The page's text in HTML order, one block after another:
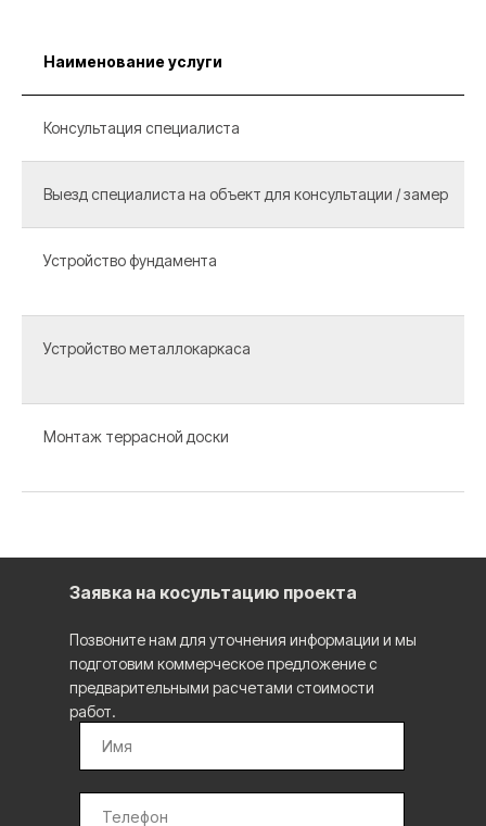
Наименование услуги
Консультация специалиста
Выезд специалиста на объект для консультации / замер
Устройство фундамента
Устройство металлокаркаса
Монтаж террасной доски
Заявка на косультацию проекта
Позвоните нам для уточнения информации и мы
подготовим коммерческое предложение с
предварительными расчетами стоимости
работ.